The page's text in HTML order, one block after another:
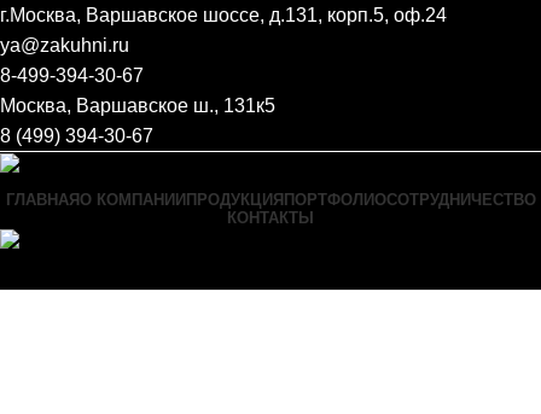
г.Москва, Варшавское шоссе, д.131, корп.5, оф.24
ya@zakuhni.ru
8-499-394-30-67
Москва, Варшавское ш., 131к5
8 (499) 394-30-67
ГЛАВНАЯ О КОМПАНИИ ПРОДУКЦИЯ ПОРТФОЛИОСОТРУДНИЧЕСТВО
КОНТАКТЫ